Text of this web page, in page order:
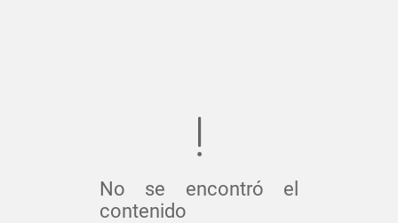
No se encontró el
contenido